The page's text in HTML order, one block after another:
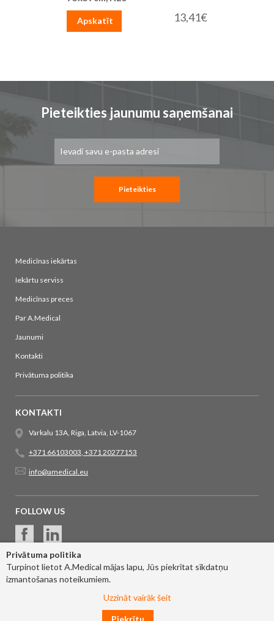
Privātuma politika
Turpinot lietot A.Medical mājas lapu, Jūs piekrītat sīkdatņu
izmantošanas noteikumiem.
Uzzināt vairāk šeit
Piekrītu
13,41€
Apskatīt
Pieteikties jaunumu saņemšanai
saņemšanai:
Pieteikties
Medicīnas iekārtas
Iekārtu serviss
Medicīnas preces
Par A.Medical
Jaunumi
Kontakti
Privātuma politika
KONTAKTI
Varkalu 13A, Riga, Latvia, LV-1067
+371 66103003 +371 20277153
info@amedical.eu
FOLLOW US
© 2017